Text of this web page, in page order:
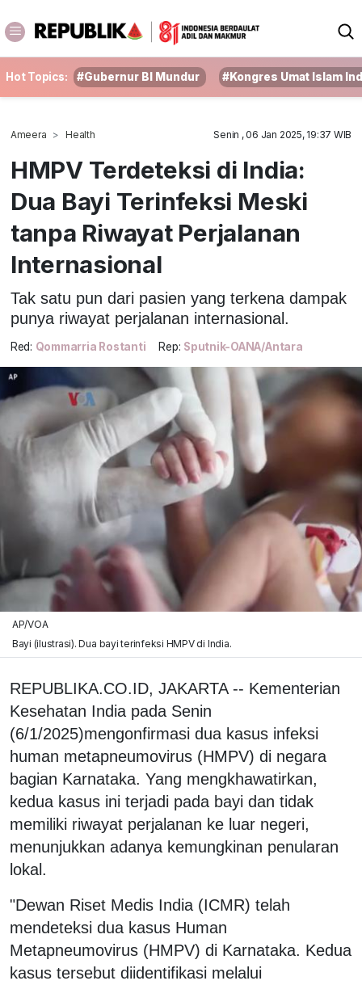
Hot Topics: #Gubernur BI Mundur #Kongres Umat Islam
Ameera Health Senin , 06 Jan 2025, 19:37 WIB
HMPV Terdeteksi di India:
Dua Bayi Terinfeksi Meski
tanpa Riwayat Perjalanan
Internasional
Tak satu pun dari pasien yang terkena dampak
punya riwayat perjalanan internasional.
Red: Qommarria Rostanti Rep: Sputnik-OANA/Antara
AP/VOA
Bayi (ilustrasi). Dua bayi terinfeksi HMPV di India.
REPUBLIKA.CO.ID, JAKARTA -- Kementerian
Kesehatan India pada Senin
(6/1/2025)mengonfirmasi dua kasus infeksi
human metapneumovirus (HMPV) di negara
bagian Karnataka. Yang mengkhawatirkan,
kedua kasus ini terjadi pada bayi dan tidak
memiliki riwayat perjalanan ke luar negeri,
menunjukkan adanya kemungkinan penularan
lokal.
"Dewan Riset Medis India (ICMR) telah
mendeteksi dua kasus Human
Metapneumovirus (HMPV) di Karnataka. Kedua
kasus tersebut diidentifikasi melalui